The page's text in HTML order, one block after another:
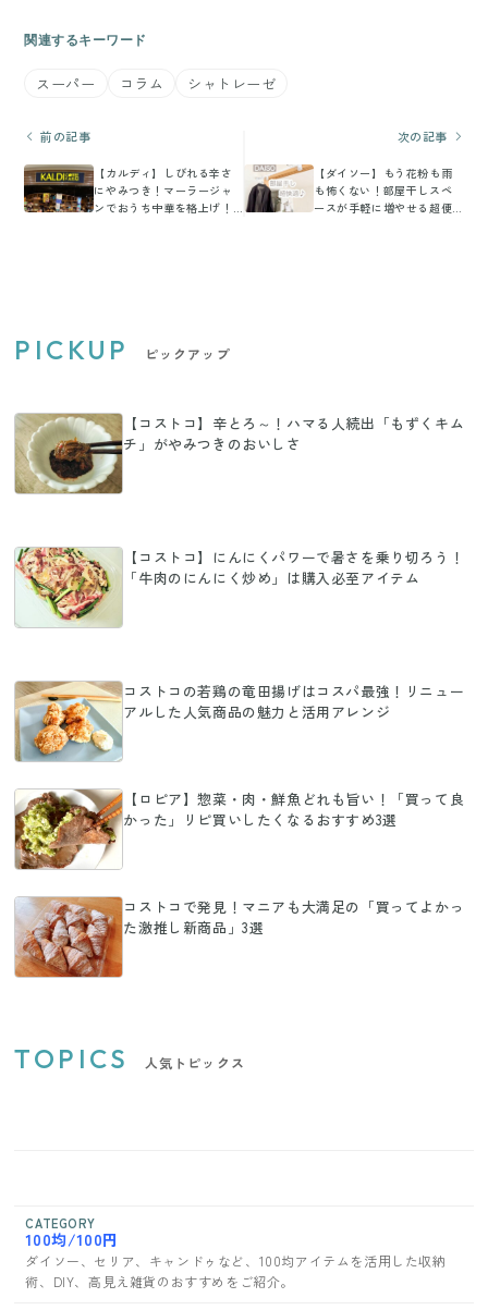
関連するキーワード
スーパー コラム シャトレーゼ
前の記事
【カルディ】しびれる辛さ
にやみつき！マーラージャ
ンでおうち中華を格上げ！
次の記事
【ダイソー】もう花粉も雨
も怖くない！部屋干しスペ
ースが手軽に増やせる超便
PICKUP ピックアップ
【コストコ】辛とろ～！ハマる人続出「もずくキム
チ」がやみつきのおいしさ
【コストコ】にんにくパワーで暑さを乗り切ろう！
「牛肉のにんにく炒め」は購入必至アイテム
コストコの若鶏の竜田揚げはコスパ最強！リニュー
アルした人気商品の魅力と活用アレンジ
【ロピア】惣菜・肉・鮮魚どれも旨い！「買って良
かった」リピ買いしたくなるおすすめ3選
コストコで発見！マニアも大満足の「買ってよかっ
た激推し新商品」3選
TOPICS 人気トピックス
CATEGORY
100均/100円
ダイソー、セリア、キャンドゥなど、100均アイテムを活用した収納
術、DIY、高見え雑貨のおすすめをご紹介。